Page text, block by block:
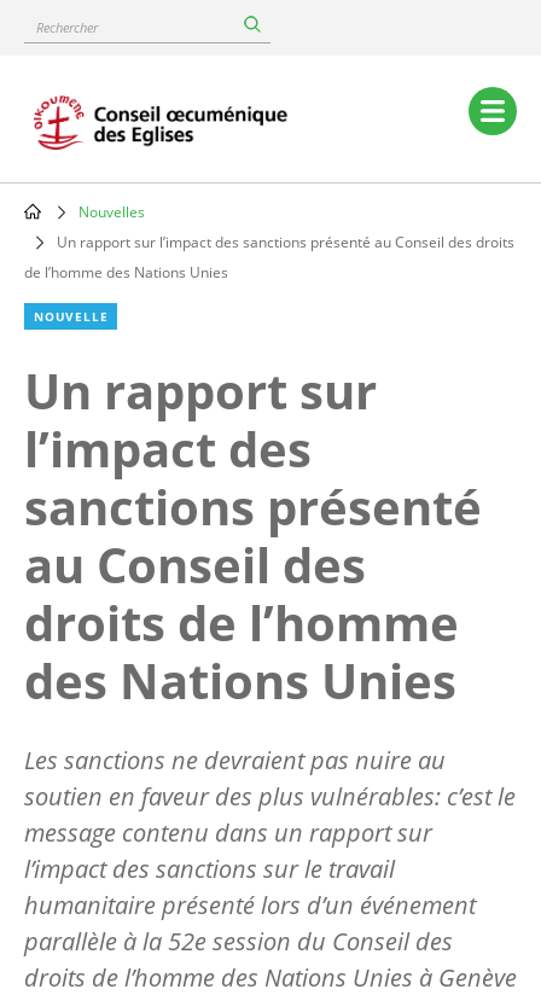
content
Rechercher
Main
navigation
Breadcrumb
Nouvelles
Un rapport sur l’impact des sanctions présenté au Conseil des droits
de l’homme des Nations Unies
NOUVELLE
Un rapport sur
l’impact des
sanctions présenté
au Conseil des
droits de l’homme
des Nations Unies
Les sanctions ne devraient pas nuire au
soutien en faveur des plus vulnérables: c’est le
message contenu dans un rapport sur
l’impact des sanctions sur le travail
humanitaire présenté lors d’un événement
parallèle à la 52e session du Conseil des
droits de l’homme des Nations Unies à Genève